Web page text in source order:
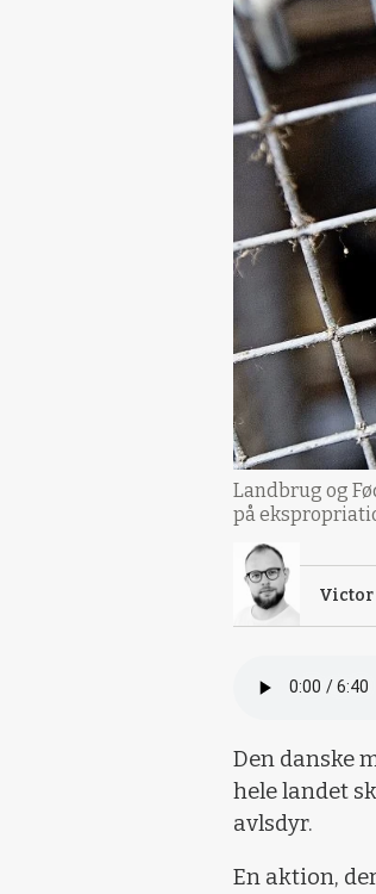
Landbrug og
på
Victor
Den danske
hele landet
avlsdyr.
En aktion,